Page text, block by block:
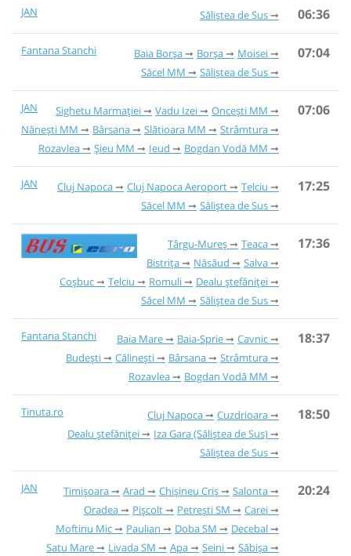
JAN Săliștea de Sus 06:36
Fantana Stanchi Baia Borşa Borșa
Moisei
Săcel MM
Săliștea de Sus
07:04
JAN Sighetu Marmației Vadu Izei
Oncești MM
Nănești MM
Bârsana Slătioara MM
Strâmtura
Rozavlea
Șieu MM Ieud Bogdan Vodă MM
07:06
JAN Cluj Napoca Cluj Napoca Aeroport
Telciu
Săcel MM
Săliștea de Sus
17:25
Târgu-Mureș
Teaca
Bistrița
Năsăud
Salva
Coșbuc
Telciu Romuli
Dealu ștefăniței
Săcel MM
Săliștea de Sus
17:36
Fantana Stanchi Baia Mare Baia-Sprie
Cavnic
Budești
Călinești Bârsana
Strâmtura
Rozavlea
Bogdan Vodă MM
18:37
Tinuta.ro Cluj Napoca
Cuzdrioara
Dealu ștefăniței
Iza Gara (Săliștea de Sus)
Săliștea de Sus
18:50
JAN Timișoara Arad Chișineu Criș
Salonta
Oradea
Pișcolt Petrești SM
Carei
Moftinu Mic
Paulian Doba SM
Decebal
Satu Mare
Livada SM Apa Seini
Săbișa
20:24